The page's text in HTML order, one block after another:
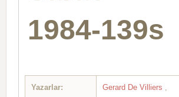
1984-139s
Yazarlar: Gerard De Villiers